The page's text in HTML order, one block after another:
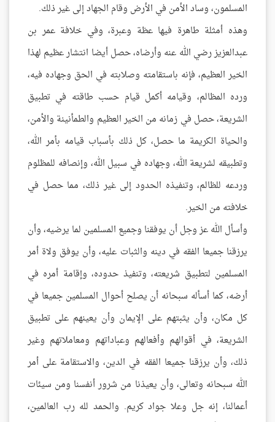
المسلمون، وساد الأمن في الأرض وقام الجهاد إلى غير ذلك.
وهذه أمثلة طاهرة فيها عظة وعبرة، وفي خلافة عمر بن
عبدالعزيز رضي الله عنه وأرضاه، حصل أيضا انتشار عظيم لهذا
الخير العظيم، فإنه باستقامته وصلابته في الحق وجهاده فيه،
ورده المظالم، وقيامه أكمل قيام حسب طاقته في تطبيق
الشريعة، حصل في زمانه من الخير العظيم والطمأنينة والأمن،
والحياة الكريمة ما حصل، كل ذلك بأسباب قيامه بأمر الله،
وتطبيقه لشريعة الله، وجهاده في سبيل الله، وإنصافه للمظلوم
وردعه للظالم، وتنفيذه الحدود إلى غير ذلك، مما حصل في
خلافته من الخير.
وأسأل الله عز وجل أن يوفقنا وجميع المسلمين لما يرضيه، وأن
يرزقنا جميعا الفقه في دينه والثبات عليه، وأن يوفق ولاة أمر
المسلمين لتطبيق شريعته، وتنفيذ حدوده، وإقامة أمره في
أرضه، كما أسأله سبحانه أن يصلح أحوال المسلمين جميعا في
كل مكان، وأن يثبتهم على الإيمان وأن يعينهم على تطبيق
الشريعة، في أقوالهم وأفعالهم وعباداتهم ومعاملاتهم وغير
ذلك، وأن يرزقنا جميعا الفقه في الدين، والاستقامة على أمر
الله سبحانه وتعالى، وأن يعيذنا من شرور أنفسنا ومن سيئات
أعمالنا، إنه جل وعلا جواد كريم. والحمد لله رب العالمين،